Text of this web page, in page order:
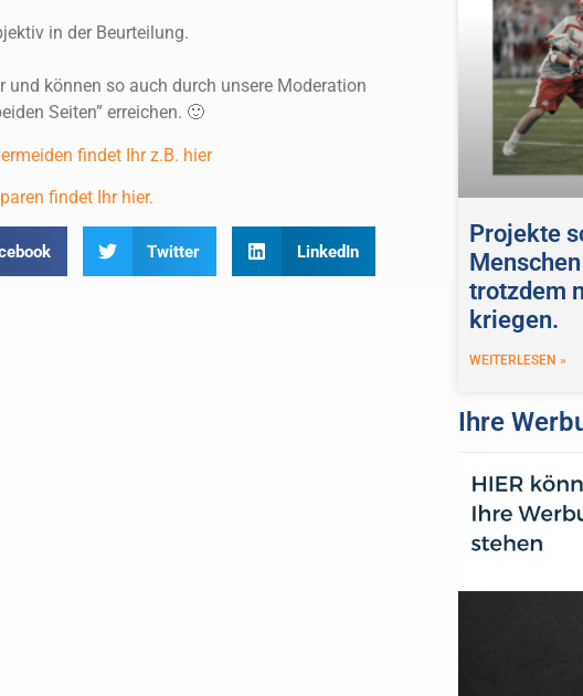
in der Beurteilung.
und können so auch durch unsere Moderation
Seiten” erreichen. 🙂
findet Ihr z.B. hier
findet Ihr hier.
Twitter LinkedIn
Projekte
trotzdem
kriegen.
WEITERLESEN »
Ihre